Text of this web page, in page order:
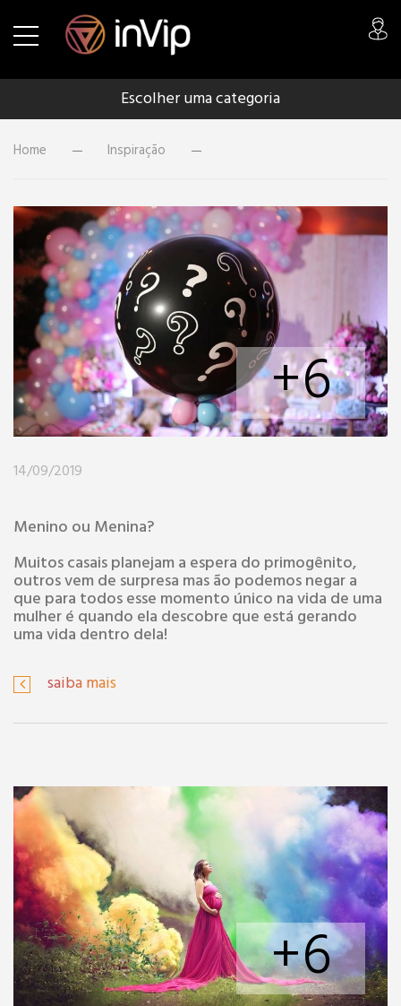
Escolher uma categoria
Home Inspiração
+6
14/09/2019
Menino ou Menina?
Muitos casais planejam a espera do primogênito,
outros vem de surpresa mas ão podemos negar a
que para todos esse momento único na vida de uma
mulher é quando ela descobre que está gerando
uma vida dentro dela!
saiba mais
+6